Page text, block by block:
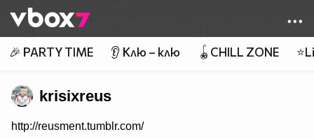
👾
🎉 PARTY TIME 👂 Клю – клю 🪀CHILL ZONE
krisixreus
http://reusment.tumblr.com/